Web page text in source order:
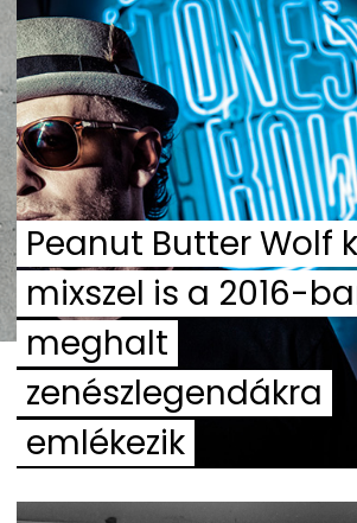
Peanut Butter Wolf
mixszel is a 2016-
meghalt
zenészlegendákra
emlékezik